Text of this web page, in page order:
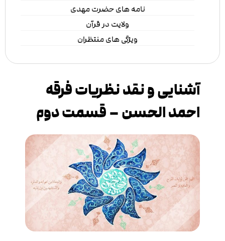
نامه های حضرت مهدی
ولایت در قرآن
ویژگی های منتظران
آشنایی و نقد نظریات فرقه
احمد الحسن – قسمت دوم